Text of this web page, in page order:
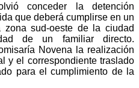
conceder la detención
que deberá cumplirse en un
sud-oeste de la ciudad
de un familiar directo.
Novena la realización
y el correspondiente traslado
para el cumplimiento de la